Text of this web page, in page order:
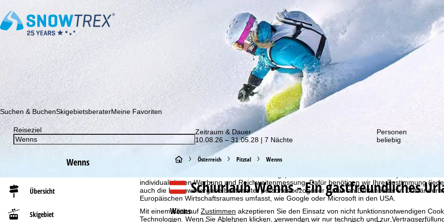
Cookie-Hinweis
Für ein optimales Webangebot erheben wir mit Hilfe von Cookies Nutzungsinformationen, die wir,
individualisierten Werbung und Reichweitenmessung. Dafür benötigen wir Ihre Zustimmung
auch die Datenweitergabe bestimmter personenbezogener Daten an Drittanbieter in
Europäischen Wirtschaftsraumes umfasst, wie Google oder Microsoft in den USA.
Mit einem Klick auf Zustimmen akzeptieren Sie den Einsatz von nicht funktionsnotwendigen
Technologien. Wenn Sie Ablehnen klicken, verwenden wir nur technisch und zur
Abonnieren Sie unseren Newsletter und erfahren Sie als Erster von unseren Rabatt-Aktionen!
Suchen & BuchenSkigebietsberaterMeine Favoriten
Reiseziel
Zeitraum & Dauer
10.08.26 – 31.05.28 | 7 Nächte
Personen
beliebig
Wenns
Übersicht
Skigebiet
S
t
a
r
Österreich Pitztal Wenns
SchiurlaubWenns - Ein gastfreundliches
Wenns